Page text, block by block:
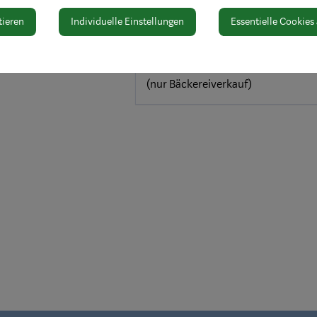
Fr: 6.00-13.00 Uhr
Sa: 6.00-13.00 Uhr
(nur Bäckereiverkauf)
Individuelle Einstellungen Essentielle